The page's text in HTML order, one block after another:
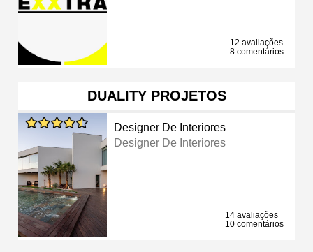
12 avaliações
8 comentários
DUALITY PROJETOS
Designer De Interiores
Designer De Interiores
14 avaliações
10 comentários